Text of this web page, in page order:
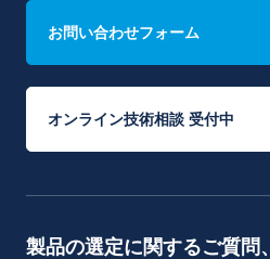
お問い合わせフォーム
オンライン技術相談 受付中
製品の選定に関するご質問